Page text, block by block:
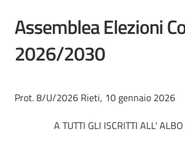
Assemblea Elezioni
2026/2030
Prot. 8/U/2026 Rieti, 10 gennaio 2026
A TUTTI GLI ISCRITTI ALL'